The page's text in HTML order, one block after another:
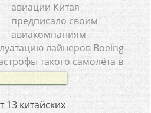
авиации Китая
предписало своим
авиакомпаниям
лайнеров Boeing-
такого самолёта в
китайских